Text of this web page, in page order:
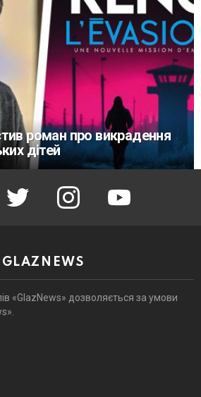
роман про викрадення
дітей
twitter instagram youtube
GLAZNEWS
«GlazNews» дозволяється за умови